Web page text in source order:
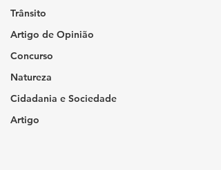
Trânsito
Artigo de Opinião
Concurso
Natureza
Cidadania e Sociedade
Artigo